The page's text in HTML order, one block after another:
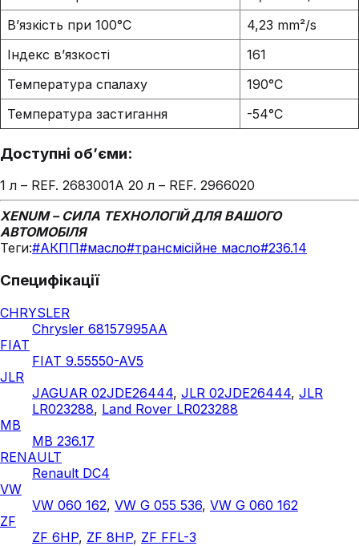
В’язкість при 100°C
4,23 mm²/s
Індекс в’язкості
161
Температура спалаху
190°C
Температура застигання
-54°C
Доступні об’єми:
1 л – REF. 2683001A 20 л – REF. 2966020
XENUM – СИЛА ТЕХНОЛОГІЙ ДЛЯ ВАШОГО
АВТОМОБІЛЯ
Теги:#АКПП#масло#трансмісійне масло#236.14
Специфікації
CHRYSLER
Chrysler 68157995AA
FIAT
FIAT 9.55550-AV5
JLR
JAGUAR 02JDE26444, JLR 02JDE26444, JLR
LR023288, Land Rover LR023288
MB
MB 236.17
RENAULT
Renault DC4
VW
VW 060 162, VW G 055 536, VW G 060 162
ZF
ZF 6HP, ZF 8HP, ZF FFL-3